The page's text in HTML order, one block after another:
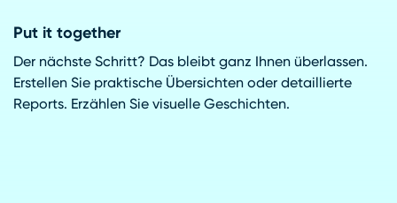
Put it together
Der nächste Schritt? Das bleibt ganz Ihnen überlassen.
Erstellen Sie praktische Übersichten oder detaillierte
Reports. Erzählen Sie visuelle Geschichten.